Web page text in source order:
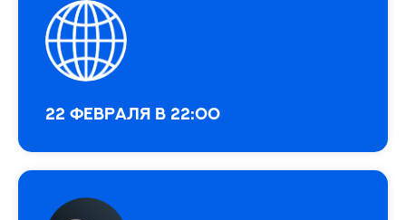
22 февраля в 22:00